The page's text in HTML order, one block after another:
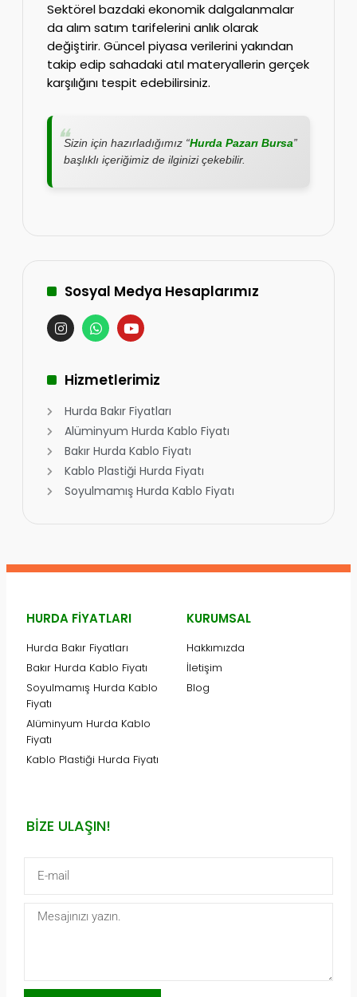
Sektörel bazdaki ekonomik dalgalanmalar
da alım satım tarifelerini anlık olarak
değiştirir. Güncel piyasa verilerini yakından
takip edip sahadaki atıl materyallerin gerçek
karşılığını tespit edebilirsiniz.
Sizin için hazırladığımız “Hurda Pazarı Bursa”
başlıklı içeriğimiz de ilginizi çekebilir.
Sosyal Medya Hesaplarımız
Hizmetlerimiz
Hurda Bakır Fiyatları
Alüminyum Hurda Kablo Fiyatı
Bakır Hurda Kablo Fiyatı
Kablo Plastiği Hurda Fiyatı
Soyulmamış Hurda Kablo Fiyatı
HURDA FIYATLARI
Hurda Bakır Fiyatları
Bakır Hurda Kablo Fiyatı
Soyulmamış Hurda Kablo
Fiyatı
Alüminyum Hurda Kablo
Fiyatı
Kablo Plastiği Hurda Fiyatı
KURUMSAL
Hakkımızda
İletişim
Blog
BIZE ULAŞIN!